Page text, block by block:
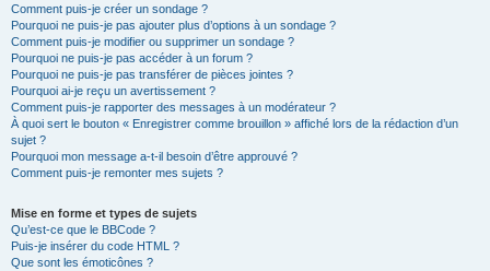
Comment puis-je créer un sondage ?
Pourquoi ne puis-je pas ajouter plus d’options à un sondage ?
Comment puis-je modifier ou supprimer un sondage ?
Pourquoi ne puis-je pas accéder à un forum ?
Pourquoi ne puis-je pas transférer de pièces jointes ?
Pourquoi ai-je reçu un avertissement ?
Comment puis-je rapporter des messages à un modérateur ?
À quoi sert le bouton « Enregistrer comme brouillon » affiché lors de la rédaction d’un
sujet ?
Pourquoi mon message a-t-il besoin d’être approuvé ?
Comment puis-je remonter mes sujets ?
Mise en forme et types de sujets
Qu’est-ce que le BBCode ?
Puis-je insérer du code HTML ?
Que sont les émoticônes ?